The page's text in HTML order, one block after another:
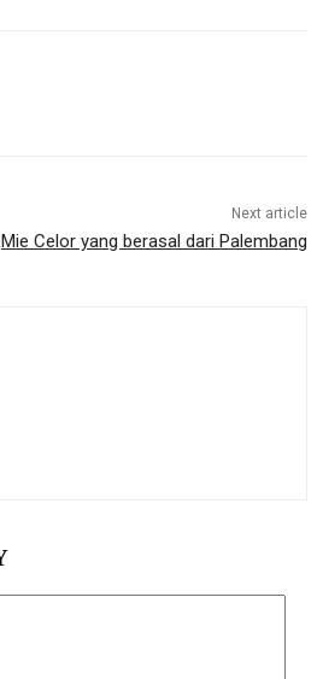
Next article
Mie Celor yang berasal dari Palembang